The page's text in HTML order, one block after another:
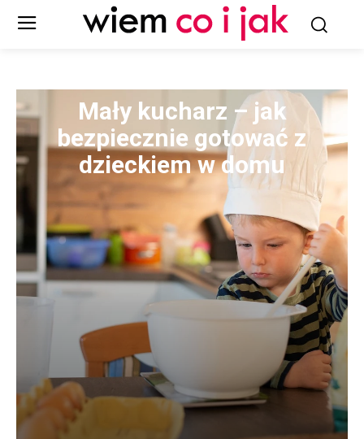
Mały kucharz – jak
bezpiecznie gotować z
dzieckiem w domu